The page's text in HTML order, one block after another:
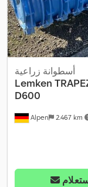
Alpen 2.467 km
أسطوانة زراعية
Lemken
D600